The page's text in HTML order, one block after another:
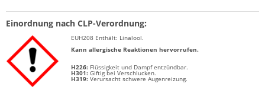
Einordnung nach CLP-Verordnung:
EUH208 Enthält: Linalool.
Kann allergische Reaktionen hervorrufen.
H226: Flüssigkeit und Dampf entzündbar.
H301: Giftig bei Verschlucken.
H319: Verursacht schwere Augenreizung.